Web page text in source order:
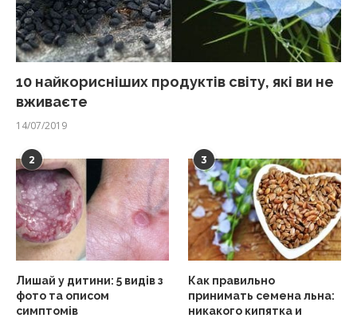
10 найкорисніших продуктів світу, які ви не
вживаєте
14/07/2019
2
Лишай у дитини: 5 видів з
фото та описом
симптомів
3
Как правильно
принимать семена льна:
никакого кипятка и